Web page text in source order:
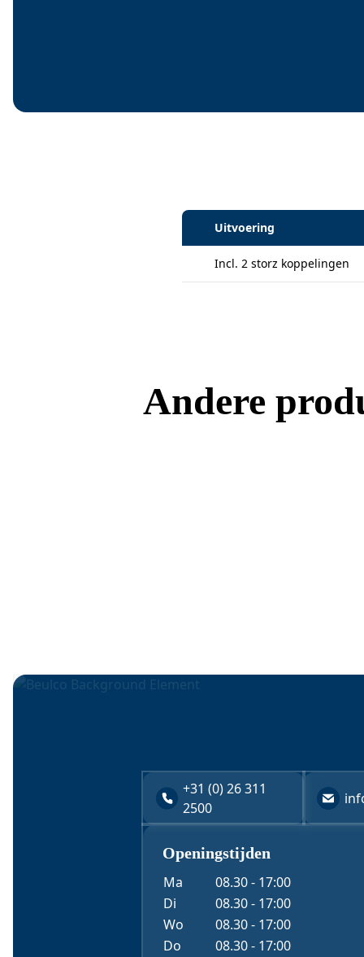
Specificaties
Uitvoering
Incl. 2 storz koppelingen
Andere
+31 (0) 26 311
2500
Openingstijden
Ma
08.30 - 17:00
Di
08.30 - 17:00
Wo
08.30 - 17:00
Do
08.30 - 17:00